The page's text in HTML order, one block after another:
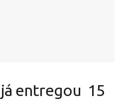
entregou 15